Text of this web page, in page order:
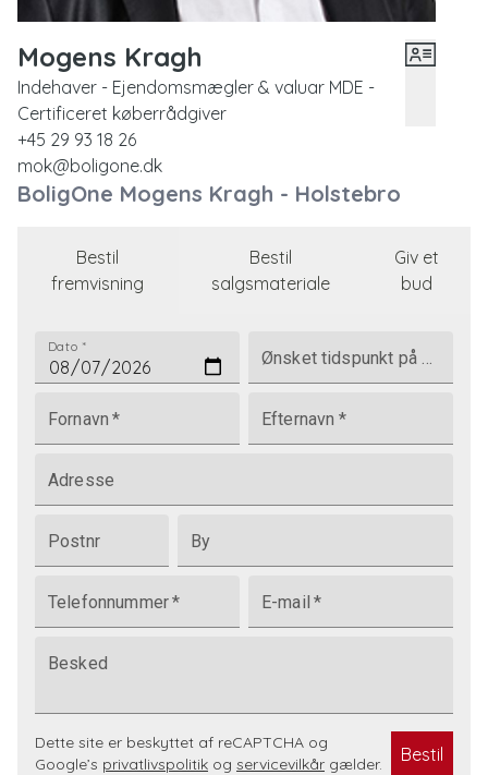
Mogens Kragh
Indehaver - Ejendomsmægler & valuar MDE -
Certificeret køberrådgiver
+45 29 93 18 26
mok@boligone.dk
BoligOne Mogens Kragh - Holstebro
Bestil
fremvisning
Bestil
salgsmateriale
Giv et
bud
Dato *
Ønsket tidspunkt på dagen
Fornavn * Efternavn *
Adresse
Postnr By
Telefonnummer* E-mail *
Besked
Dette site er beskyttet af reCAPTCHA og
Google’s privatlivspolitik og servicevilkår gælder. Bestil